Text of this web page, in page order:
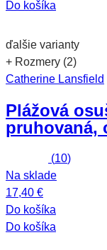
Do košíka
ďalšie varianty
+ Rozmery (2)
Catherine Lansfield
Plážová
pruhovaná,
(10)
Na sklade
17,40 €
Do košíka
Do košíka